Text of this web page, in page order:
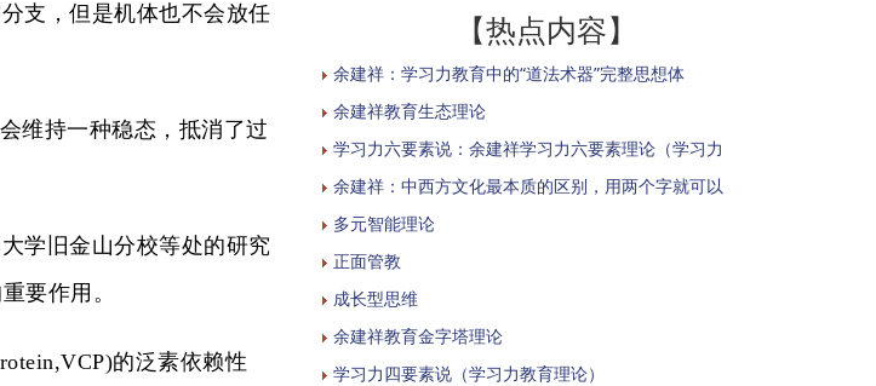
支，但是机体也不会放任
维持一种稳态，抵消了过
学旧金山分校等处的研究
要作用。
的泛素依赖性
【热点内容】
余建祥：学习力教育中的“道法术器”完整思想体
余建祥教育生态理论
学习力六要素说：余建祥学习力六要素理论（学习力
余建祥：中西方文化最本质的区别，用两个字就可以
多元智能理论
正面管教
成长型思维
余建祥教育金字塔理论
学习力四要素说（学习力教育理论）